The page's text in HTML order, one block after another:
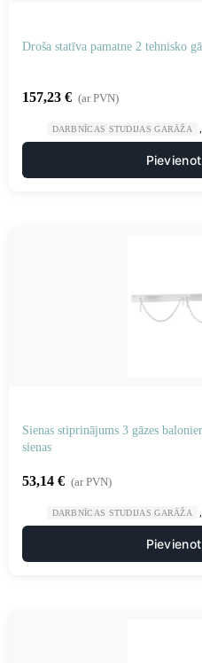
Droša statīva pamatne 2 tehnisko
157,23 € (ar PVN)
DARBNĪCAS STUDIJAS GARĀŽA
Sienas stiprinājums 3 gāzes
sienas
53,14 € (ar PVN)
DARBNĪCAS STUDIJAS GARĀŽA